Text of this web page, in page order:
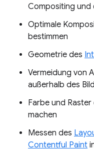
Compositing und
Optimale
bestimmen
Geometrie des
Vermeidung von
außerhalb des
Farbe und
machen
Messen des
Contentful Paint